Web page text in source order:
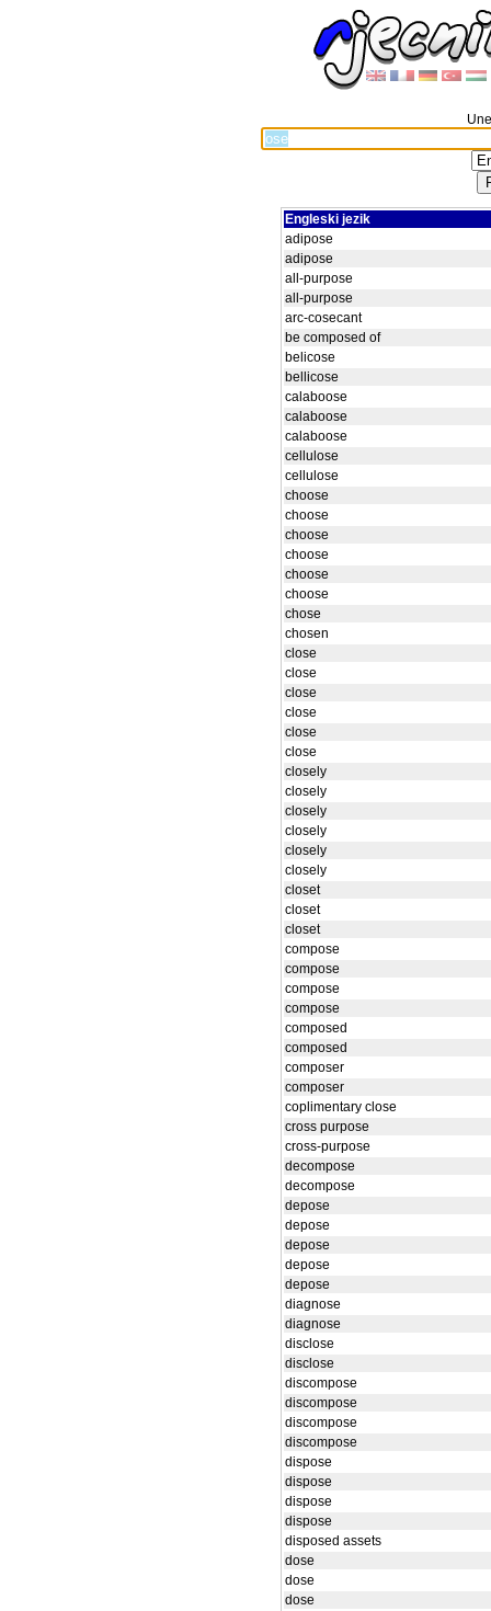
Engleski jezik
adipose
adipose
all-purpose
all-purpose
arc-cosecant
be composed of
belicose
bellicose
calaboose
calaboose
calaboose
cellulose
cellulose
choose
choose
choose
choose
choose
choose
chose
chosen
close
close
close
close
close
close
closely
closely
closely
closely
closely
closely
closet
closet
closet
compose
compose
compose
compose
composed
composed
composer
composer
coplimentary close
cross purpose
cross-purpose
decompose
decompose
depose
depose
depose
depose
depose
diagnose
diagnose
disclose
disclose
discompose
discompose
discompose
discompose
dispose
dispose
dispose
dispose
disposed assets
dose
dose
dose